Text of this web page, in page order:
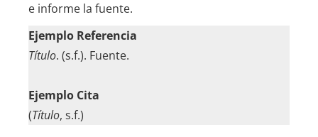
e informe la fuente.
Ejemplo Referencia
Título. (s.f.). Fuente.
Ejemplo Cita
(Título, s.f.)